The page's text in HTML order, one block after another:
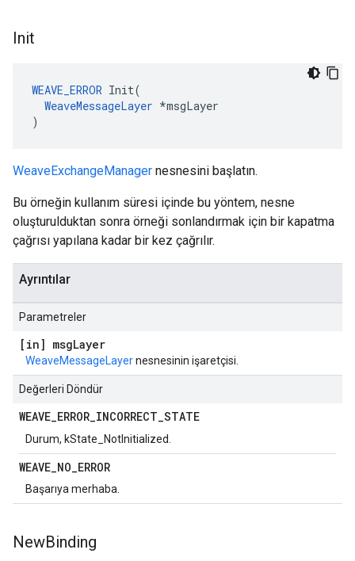
Init
WEAVE_ERROR Init(
WeaveMessageLayer *msgLayer
)
WeaveExchangeManager nesnesini başlatın.
Bu örneğin kullanım süresi içinde bu yöntem, nesne
oluşturulduktan sonra örneği sonlandırmak için bir kapatma
çağrısı yapılana kadar bir kez çağrılır.
Ayrıntılar
Parametreler
[in] msgLayer
WeaveMessageLayernesnesinin işaretçisi.
Değerleri Döndür
WEAVE_ERROR_INCORRECT_STATE
Durum, kState_NotInitialized.
WEAVE_NO_ERROR
Başarıya merhaba.
NewBinding